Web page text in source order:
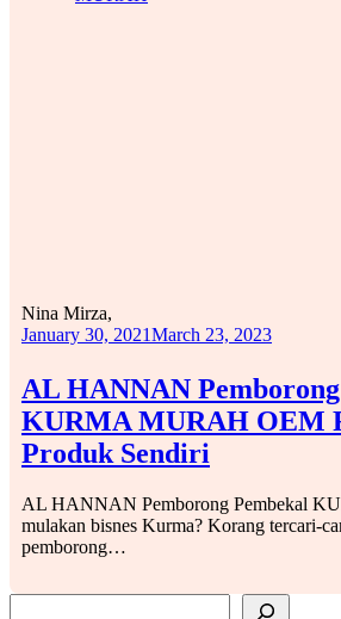
AL HANNAN
KURMA MURAH OEM
Produk Sendiri
Nina Mirza,
January 30, 2021March 23, 2023
AL HANNAN Pemborong Pembekal
mulakan bisnes Kurma? Korang tercari-
pemborong…